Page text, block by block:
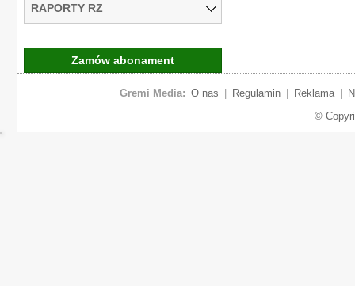
RAPORTY RZ
Zamów abonament
Gremi Media: O nas Regulamin Reklama
©